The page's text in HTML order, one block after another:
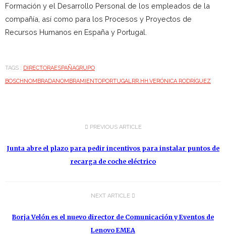
Formación y el Desarrollo Personal de los empleados de la
compañía, así como para los Procesos y Proyectos de
Recursos Humanos en España y Portugal.
TAGS : DIRECTORAESPAÑAGRUPO
BOSCH NOMBRADANOMBRAMIENTOPORTUGALRR.HH.VERÓNICA RODRÍGUEZ
PREVIOUS ARTICLE
Junta abre el plazo para pedir incentivos para instalar puntos de
recarga de coche eléctrico
NEXT ARTICLE
Borja Velón es el nuevo director de Comunicación y Eventos de
Lenovo EMEA